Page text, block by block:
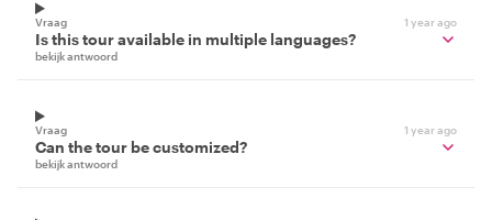
Vraag 1 year ago
Is this tour available in multiple languages?
bekijk antwoord
Vraag 1 year ago
Can the tour be customized?
bekijk antwoord